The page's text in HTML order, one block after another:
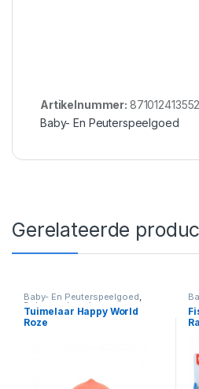
Artikelnummer:
Baby- En Peuterspeelgoed
Gerelateerde
Baby- En Peuterspeelgoed,
Babyspeelgoed
Tuimelaar Happy World
Roze